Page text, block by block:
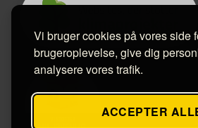
Vi bruger cookies på vores side
brugeroplevelse, give dig
analysere vores trafik.
ACCEPTER